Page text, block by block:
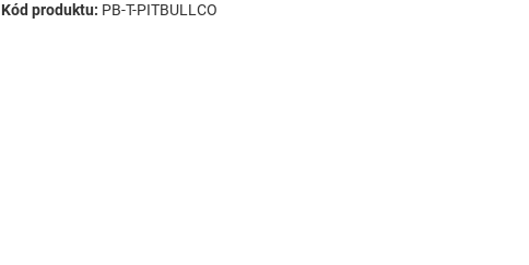
Kód produktu: PB-T-PITBULLCO